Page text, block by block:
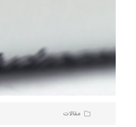
مقالات